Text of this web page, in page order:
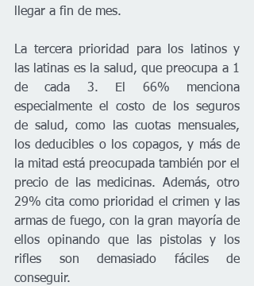
llegar a fin de mes.
La tercera prioridad para los latinos y
las latinas es la salud, que preocupa a 1
de cada 3. El 66% menciona
especialmente el costo de los seguros
de salud, como las cuotas mensuales,
los deducibles o los copagos, y más de
la mitad está preocupada también por el
precio de las medicinas. Además, otro
29% cita como prioridad el crimen y las
armas de fuego, con la gran mayoría de
ellos opinando que las pistolas y los
rifles son demasiado fáciles de
conseguir.